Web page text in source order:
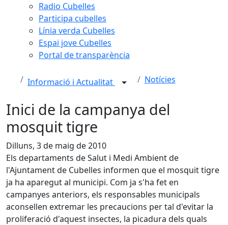
Radio Cubelles
Participa cubelles
Línia verda Cubelles
Espai jove Cubelles
Portal de transparència
Informació i Actualitat Notícies
Inici de la campanya del
mosquit tigre
Dilluns, 3 de maig de 2010
Els departaments de Salut i Medi Ambient de
l'Ajuntament de Cubelles informen que el mosquit tigre
ja ha aparegut al municipi. Com ja s'ha fet en
campanyes anteriors, els responsables municipals
aconsellen extremar les precaucions per tal d'evitar la
proliferació d'aquest insectes, la picadura dels quals